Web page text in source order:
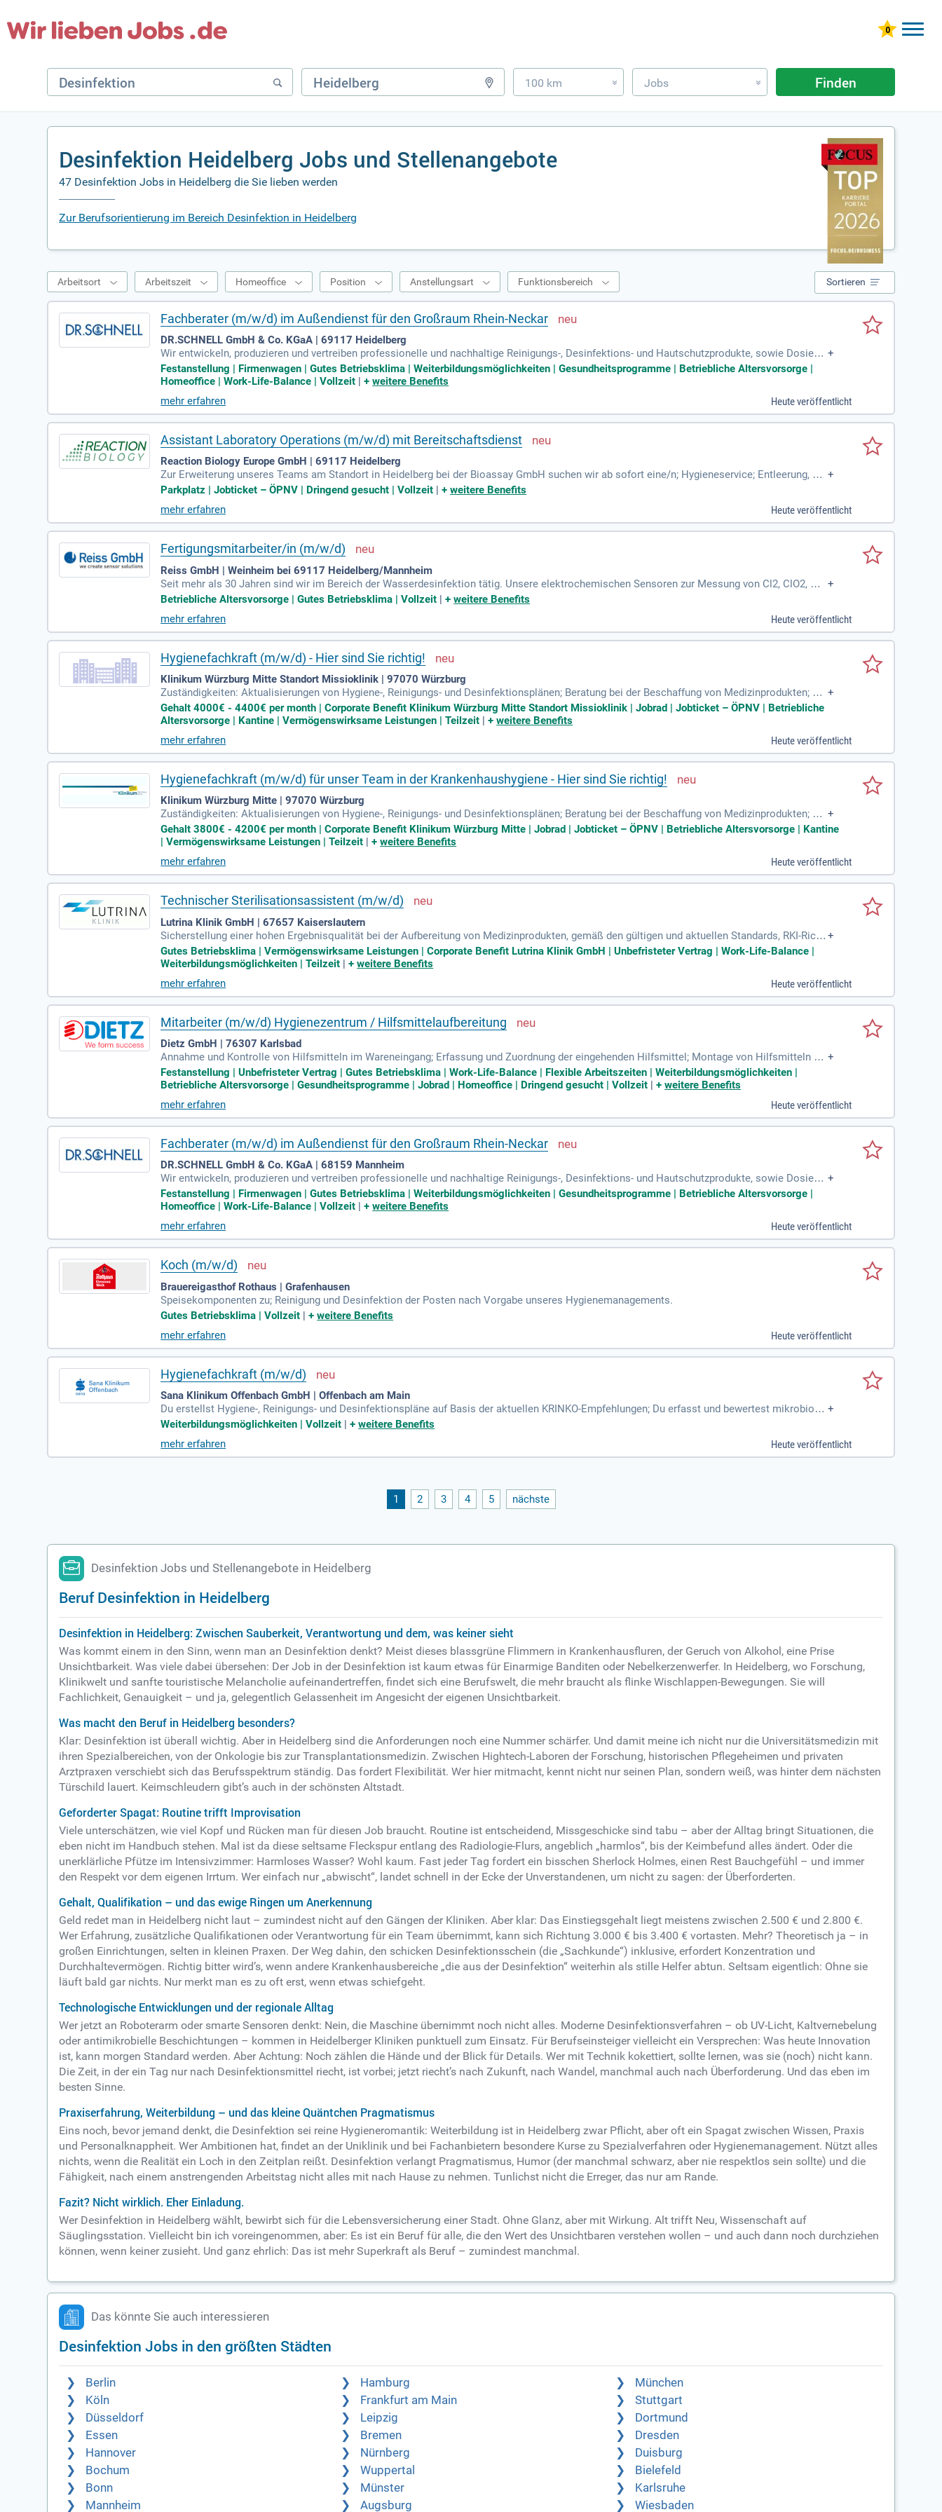
100 km » Jobs » Finden
Desinfektion Heidelberg Jobs und Stellenangebote
47 Desinfektion Jobs in Heidelberg die Sie lieben werden
Zur Berufsorientierung im Bereich Desinfektion in Heidelberg
Arbeitsort Arbeitszeit Homeoffice Position Anstellungsart Funktionsbereich Sortieren
Fachberater (m/w/d) im Außendienst für den Großraum Rhein-Neckar
DR.SCHNELL GmbH & Co. KGaA | 69117 Heidelberg
Wir entwickeln, produzieren und vertreiben professionelle und nachhaltige Reinigungs-, Desinfektions- und Hautschutzprodukte, sowie Dosierte
chnologie und digitale Dienstleistungen.
+
Festanstellung | Firmenwagen | Gutes Betriebsklima | Weiterbildungsmöglichkeiten | Gesundheitsprogramme | Betriebliche Altersvorsorge |
Homeoffice | Work-Life-Balance | Vollzeit |+weitere Benefits
mehr erfahren
Heute veröffentlicht
Assistant Laboratory Operations (m/w/d) mit Bereitschaftsdienst
Reaction Biology Europe GmbH | 69117 Heidelberg
Zur Erweiterung unseres Teams am Standort in Heidelberg bei der Bioassay GmbH suchen wir ab sofort eine/n; Hygieneservice; Entleerung, Rei
nigung, Desinfektion und Aufbereitung von Tierhaltungsequipment; Bedienung moderner Reinigungs- und Sterilisationsanlagen
+
Parkplatz | Jobticket – ÖPNV | Dringend gesucht | Vollzeit |+weitere Benefits
mehr erfahren
Heute veröffentlicht
Fertigungsmitarbeiter/in (m/w/d)
Reiss GmbH | Weinheim bei 69117 Heidelberg/Mannheim
Seit mehr als 30 Jahren sind wir im Bereich der Wasserdesinfektion tätig. Unsere elektrochemischen Sensoren zur Messung von Cl2, ClO2, O3,
PES, H2O2, Chlorit, Brom sind weltweit im Einsatz.
+
Betriebliche Altersvorsorge | Gutes Betriebsklima | Vollzeit |+weitere Benefits
mehr erfahren
Heute veröffentlicht
Hygienefachkraft (m/w/d) - Hier sind Sie richtig!
Klinikum Würzburg Mitte Standort Missioklinik | 97070 Würzburg
Zuständigkeiten: Aktualisierungen von Hygiene-, Reinigungs- und Desinfektionsplänen; Beratung bei der Beschaffung von Medizinprodukten; Be
ratung und Hygieneschulung des Personals sowie Kontrolle der Umsetzung empfohlener Hygienemaßnahmen; Erfassung nosokomialer
+
Gehalt 4000€ - 4400€ per month | Corporate Benefit Klinikum Würzburg Mitte Standort Missioklinik | Jobrad | Jobticket – ÖPNV | Betriebliche
Altersvorsorge | Kantine | Vermögenswirksame Leistungen | Teilzeit |+weitere Benefits
mehr erfahren
Heute veröffentlicht
Hygienefachkraft (m/w/d) für unser Team in der Krankenhaushygiene - Hier sind Sie richtig!
Klinikum Würzburg Mitte | 97070 Würzburg
Zuständigkeiten: Aktualisierungen von Hygiene-, Reinigungs- und Desinfektionsplänen; Beratung bei der Beschaffung von Medizinprodukten; Be
ratung und Hygieneschulung des Personals sowie Kontrolle der Umsetzung empfohlener Hygienemaßnahmen; Erfassung nosokomialer
+
Gehalt 3800€ - 4200€ per month | Corporate Benefit Klinikum Würzburg Mitte | Jobrad | Jobticket – ÖPNV | Betriebliche Altersvorsorge | Kantine
| Vermögenswirksame Leistungen | Teilzeit |+weitere Benefits
mehr erfahren
Heute veröffentlicht
Technischer Sterilisationsassistent (m/w/d)
Lutrina Klinik GmbH | 67657 Kaiserslautern
Sicherstellung einer hohen Ergebnisqualität bei der Aufbereitung von Medizinprodukten, gemäß den gültigen und aktuellen Standards, RKI-Richt
linien, Leitlinien und gesetzlichen Vorgaben; Annahme, Reinigung und Desinfektion von Medizinprodukten; Funktionsprüfung
+
Gutes Betriebsklima | Vermögenswirksame Leistungen | Corporate Benefit Lutrina Klinik GmbH | Unbefristeter Vertrag | Work-Life-Balance |
Weiterbildungsmöglichkeiten | Teilzeit |+weitere Benefits
mehr erfahren
Heute veröffentlicht
Mitarbeiter (m/w/d) Hygienezentrum / Hilfsmittelaufbereitung
Dietz GmbH | 76307 Karlsbad
Annahme und Kontrolle von Hilfsmitteln im Wareneingang; Erfassung und Zuordnung der eingehenden Hilfsmittel; Montage von Hilfsmitteln au
f Reinigungs- und Transportgestelle; Reinigung und Desinfektion der Hilfsmittel in der Waschstraße; Transport der Hilfsmittel
+
Festanstellung | Unbefristeter Vertrag | Gutes Betriebsklima | Work-Life-Balance | Flexible Arbeitszeiten | Weiterbildungsmöglichkeiten |
Betriebliche Altersvorsorge | Gesundheitsprogramme | Jobrad | Homeoffice | Dringend gesucht | Vollzeit |+weitere Benefits
mehr erfahren
Heute veröffentlicht
Fachberater (m/w/d) im Außendienst für den Großraum Rhein-Neckar
DR.SCHNELL GmbH & Co. KGaA | 68159 Mannheim
Wir entwickeln, produzieren und vertreiben professionelle und nachhaltige Reinigungs-, Desinfektions- und Hautschutzprodukte, sowie Dosierte
chnologie und digitale Dienstleistungen.
+
Festanstellung | Firmenwagen | Gutes Betriebsklima | Weiterbildungsmöglichkeiten | Gesundheitsprogramme | Betriebliche Altersvorsorge |
Homeoffice | Work-Life-Balance | Vollzeit |+weitere Benefits
mehr erfahren
Heute veröffentlicht
Koch (m/w/d)
Brauereigasthof Rothaus | Grafenhausen
Speisekomponenten zu; Reinigung und Desinfektion der Posten nach Vorgabe unseres Hygienemanagements.
Gutes Betriebsklima | Vollzeit |+weitere Benefits
mehr erfahren
Heute veröffentlicht
Hygienefachkraft (m/w/d)
Sana Klinikum Offenbach GmbH | Offenbach am Main
Du erstellst Hygiene-, Reinigungs- und Desinfektionspläne auf Basis der aktuellen KRINKO-Empfehlungen; Du erfasst und bewertest mikrobiolo
gische Befunde und wirkst an der Ableitung geeigneter Schutzmaßnahmen mit; Außerdem integrierst du hygienische Vorgaben
+
Weiterbildungsmöglichkeiten | Vollzeit |+weitere Benefits
mehr erfahren
Heute veröffentlicht
1 2 3 4 5 nächste
Desinfektion Jobs und Stellenangebote in Heidelberg
Beruf Desinfektion in Heidelberg
Desinfektion in Heidelberg: Zwischen Sauberkeit, Verantwortung und dem, was keiner sieht
Was kommt einem in den Sinn, wenn man an Desinfektion denkt? Meist dieses blassgrüne Flimmern in Krankenhausfluren, der Geruch von Alkohol, eine Prise
Unsichtbarkeit. Was viele dabei übersehen: Der Job in der Desinfektion ist kaum etwas für Einarmige Banditen oder Nebelkerzenwerfer. In Heidelberg, wo Forschung,
Klinikwelt und sanfte touristische Melancholie aufeinandertreffen, findet sich eine Berufswelt, die mehr braucht als flinke Wischlappen-Bewegungen. Sie will
Fachlichkeit, Genauigkeit – und ja, gelegentlich Gelassenheit im Angesicht der eigenen Unsichtbarkeit.
Was macht den Beruf in Heidelberg besonders?
Klar: Desinfektion ist überall wichtig. Aber in Heidelberg sind die Anforderungen noch eine Nummer schärfer. Und damit meine ich nicht nur die Universitätsmedizin mit
ihren Spezialbereichen, von der Onkologie bis zur Transplantationsmedizin. Zwischen Hightech-Laboren der Forschung, historischen Pflegeheimen und privaten
Arztpraxen verschiebt sich das Berufsspektrum ständig. Das fordert Flexibilität. Wer hier mitmacht, kennt nicht nur seinen Plan, sondern weiß, was hinter dem nächsten
Türschild lauert. Keimschleudern gibt’s auch in der schönsten Altstadt.
Geforderter Spagat: Routine trifft Improvisation
Viele unterschätzen, wie viel Kopf und Rücken man für diesen Job braucht. Routine ist entscheidend, Missgeschicke sind tabu – aber der Alltag bringt Situationen, die
eben nicht im Handbuch stehen. Mal ist da diese seltsame Fleckspur entlang des Radiologie-Flurs, angeblich „harmlos“, bis der Keimbefund alles ändert. Oder die
unerklärliche Pfütze im Intensivzimmer: Harmloses Wasser? Wohl kaum. Fast jeder Tag fordert ein bisschen Sherlock Holmes, einen Rest Bauchgefühl – und immer
den Respekt vor dem eigenen Irrtum. Wer einfach nur „abwischt“, landet schnell in der Ecke der Unverstandenen, um nicht zu sagen: der Überforderten.
Gehalt, Qualifikation – und das ewige Ringen um Anerkennung
Geld redet man in Heidelberg nicht laut – zumindest nicht auf den Gängen der Kliniken. Aber klar: Das Einstiegsgehalt liegt meistens zwischen 2.500 € und 2.800 €.
Wer Erfahrung, zusätzliche Qualifikationen oder Verantwortung für ein Team übernimmt, kann sich Richtung 3.000 € bis 3.400 € vortasten. Mehr? Theoretisch ja – in
großen Einrichtungen, selten in kleinen Praxen. Der Weg dahin, den schicken Desinfektionsschein (die „Sachkunde“) inklusive, erfordert Konzentration und
Durchhaltevermögen. Richtig bitter wird’s, wenn andere Krankenhausbereiche „die aus der Desinfektion“ weiterhin als stille Helfer abtun. Seltsam eigentlich: Ohne sie
läuft bald gar nichts. Nur merkt man es zu oft erst, wenn etwas schiefgeht.
Technologische Entwicklungen und der regionale Alltag
Wer jetzt an Roboterarm oder smarte Sensoren denkt: Nein, die Maschine übernimmt noch nicht alles. Moderne Desinfektionsverfahren – ob UV-Licht, Kaltvernebelung
oder antimikrobielle Beschichtungen – kommen in Heidelberger Kliniken punktuell zum Einsatz. Für Berufseinsteiger vielleicht ein Versprechen: Was heute Innovation
ist, kann morgen Standard werden. Aber Achtung: Noch zählen die Hände und der Blick für Details. Wer mit Technik kokettiert, sollte lernen, was sie (noch) nicht kann.
Die Zeit, in der ein Tag nur nach Desinfektionsmittel riecht, ist vorbei; jetzt riecht’s nach Zukunft, nach Wandel, manchmal auch nach Überforderung. Und das eben im
besten Sinne.
Praxiserfahrung, Weiterbildung – und das kleine Quäntchen Pragmatismus
Eins noch, bevor jemand denkt, die Desinfektion sei reine Hygieneromantik: Weiterbildung ist in Heidelberg zwar Pflicht, aber oft ein Spagat zwischen Wissen, Praxis
und Personalknappheit. Wer Ambitionen hat, findet an der Uniklinik und bei Fachanbietern besondere Kurse zu Spezialverfahren oder Hygienemanagement. Nützt alles
nichts, wenn die Realität ein Loch in den Zeitplan reißt. Desinfektion verlangt Pragmatismus, Humor (der manchmal schwarz, aber nie respektlos sein sollte) und die
Fähigkeit, nach einem anstrengenden Arbeitstag nicht alles mit nach Hause zu nehmen. Tunlichst nicht die Erreger, das nur am Rande.
Fazit? Nicht wirklich. Eher Einladung.
Wer Desinfektion in Heidelberg wählt, bewirbt sich für die Lebensversicherung einer Stadt. Ohne Glanz, aber mit Wirkung. Alt trifft Neu, Wissenschaft auf
Säuglingsstation. Vielleicht bin ich voreingenommen, aber: Es ist ein Beruf für alle, die den Wert des Unsichtbaren verstehen wollen – und auch dann noch durchziehen
können, wenn keiner zusieht. Und ganz ehrlich: Das ist mehr Superkraft als Beruf – zumindest manchmal.
Das könnte Sie auch interessieren
Desinfektion Jobs in den größten Städten
Berlin Hamburg
München
Köln
Frankfurt am Main
Stuttgart
Düsseldorf
Leipzig
Dortmund
Essen
Bremen
Dresden
Hannover
Nürnberg
Duisburg
Bochum
Wuppertal
Bielefeld
Bonn
Münster
Karlsruhe
Mannheim
Augsburg Wiesbaden